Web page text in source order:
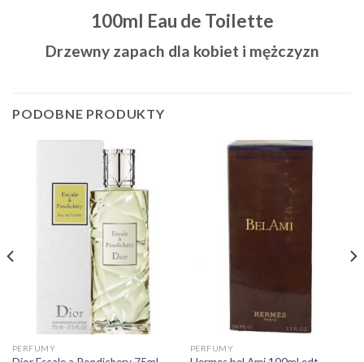
100ml Eau de Toilette
Drzewny zapach dla kobiet i mężczyzn
PODOBNE PRODUKTY
PERFUMY PERFUMY